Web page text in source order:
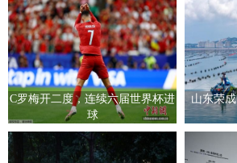
C罗梅开二度，连续六届世界杯进
球
山东荣